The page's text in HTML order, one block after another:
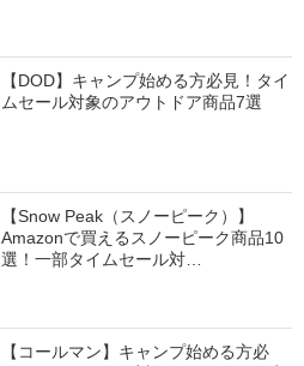
【DOD】キャンプ始める方必見！タイ
ムセール対象のアウトドア商品7選
【Snow Peak（スノーピーク）】
Amazonで買えるスノーピーク商品10
選！一部タイムセール対…
【コールマン】キャンプ始める方必